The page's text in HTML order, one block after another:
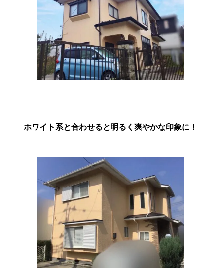
ホワイト系と合わせると明るく爽やかな印象に！